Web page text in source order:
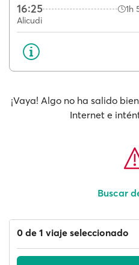
16:25 1h
Alicudi
¡Vaya! Algo no ha salido
Internet e
Buscar
0 de 1 viaje seleccionado